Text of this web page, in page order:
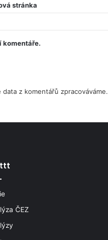
stránka
komentáře.
data z komentářů zpracováváme.
ČEZ